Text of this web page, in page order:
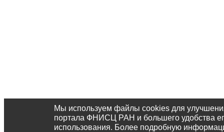
Мы используем файлы cookies для
портала ФНИСЦ РАН и большего удобства
использования. Более подробную